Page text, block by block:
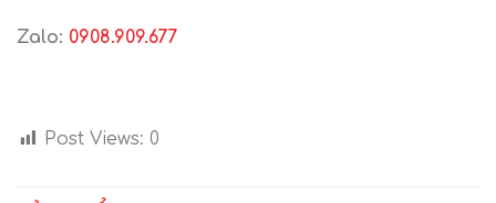
Zalo: 0908.909.677
Post Views: 0